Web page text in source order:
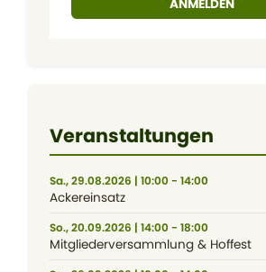
ANMELDEN
Veranstaltungen
Sa., 29.08.2026 | 10:00 - 14:00
Ackereinsatz
So., 20.09.2026 | 14:00 - 18:00
Mitgliederversammlung & Hoffest